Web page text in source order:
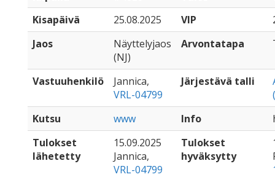
Kisapäivä
25.08.2025 VIP
Jaos
Näyttelyjaos
(NJ)
Arvontatapa
Vastuuhenkilö
Jannica,
VRL-04799
Järjestävä talli
Kutsu
www Info
Tulokset
lähetetty
15.09.2025
Jannica,
VRL-04799
Tulokset
hyväksytty